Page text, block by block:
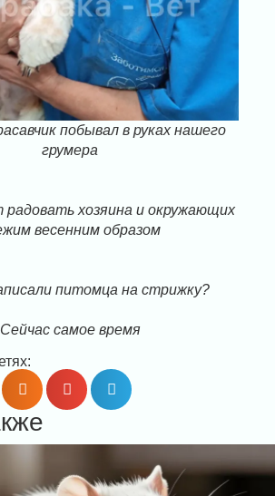
побывал в руках нашего
грумера
радовать хозяина и окружающих
весенним образом
питомца на стрижку?
Сейчас самое время